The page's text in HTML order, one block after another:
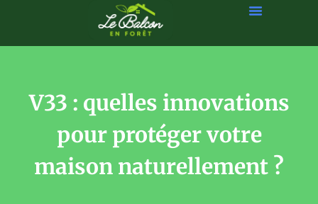
V33 : quelles innovations
pour protéger votre
maison naturellement ?